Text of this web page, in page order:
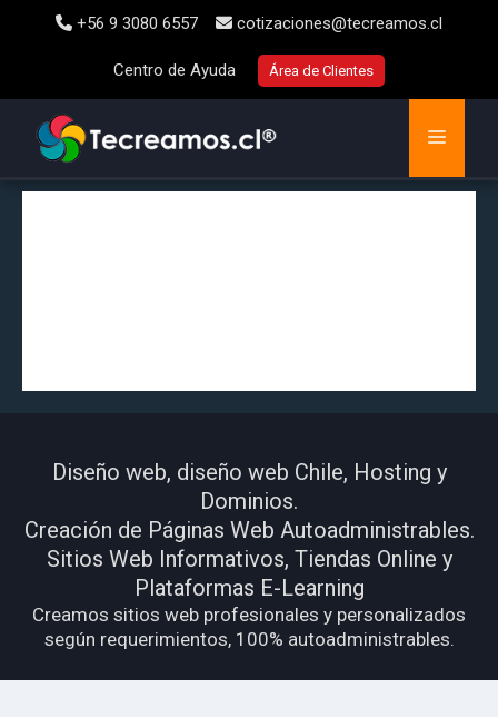
+56 9 3080 6557 cotizaciones@tecreamos.cl
Centro de Ayuda Área de Clientes
Diseño web, diseño web Chile, Hosting y
Dominios.
Creación de Páginas Web Autoadministrables.
Sitios Web Informativos, Tiendas Online y
Plataformas E-Learning
Creamos sitios web profesionales y personalizados
según requerimientos, 100% autoadministrables.